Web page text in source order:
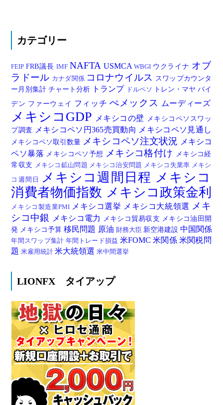
カテゴリー
FEIPFRB議長IMF NAFTA USMCAWBGI ウクライナ オブ
ラドール カナダ関係 コロナウイルス
スワップカウンタ
ー月別集計 チャート分析 トランプ ドルペソ トレン・マヤバイ
デン ファーウェイ フィッチぺメックス ムーディーズ
メキシコGDP メキシコの壁
メキシコペソスワッ
プ調査
メキシコペソ円365売買動向 メキシコペソ見通し
メキシコペソ取引数量 メキシコペソ注文状況 メキシコ
ペソ暴落 メキシコペソ予想 メキシコ格付け
メキシコ経
常収支 メキシコ鉱山問題 メキシコ治安問題 メキシコ失業率 メキシ
コ週間日 メキシコ週間日程 メキシコ
消費者物価指数 メキシコ政策金利
メキシコ製造業PMI メキシコ選挙 メキシコ大統領選 メキ
シコ中銀
メキシコ電力 メキシコ貿易収支 メキシコ油田開
発 メキシコ予算移民問題 原油 財務大臣 新空港建設 中国関係
年間スワップ集計 年間トレード損益 米FOMC米関係 米関税問
題米雇用統計米大統領選米中間選挙
LIONFX タイアップ